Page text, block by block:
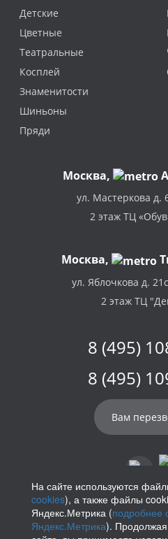
Детские
Цветные
Театральные
Косплей
Знаменитости
Шиньоны
Пряди
Москва,
ул. Мастеркова д.
2 этаж ТЦ
Москва,
ул. Яблочкова д.
2 этаж ТЦ
8 (495)
8 (495)
Вам
На сайте используются
cookies), а также файлы
Яндекс.Метрика (подробнее
Яндекс.Метрика).